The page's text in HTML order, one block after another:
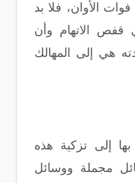
الأوان، فلا بد
قفص الاتهام وأن
هي إلى المهالك
إلى تزكية هذه
مجملة ووسائل